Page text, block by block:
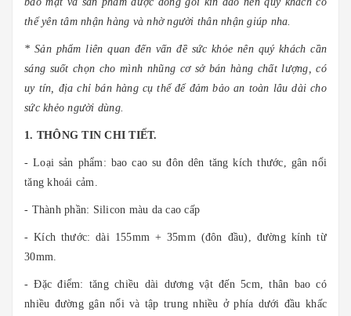
thể yên tâm nhận hàng và nhờ người thân nhận giúp nha.
* Sản phẩm liên quan đến vấn đề sức khỏe nên quý khách cần
sáng suốt chọn cho mình nhũng cơ sở bán hàng chất lượng, có
uy tín, địa chỉ bán hàng cụ thể để đảm bảo an toàn lâu dài cho
sức khẻo người dùng.
1. THÔNG TIN CHI TIẾT.
- Loại sản phẩm: bao cao su đôn dên tăng kích thước, gân nổi
tăng khoái cảm.
- Thành phần: Silicon màu da cao cấp
- Kích thước: dài 155mm + 35mm (đôn đầu), đường kính từ
30mm.
- Đặc điểm: tăng chiều dài dương vật đến 5cm, thân bao có
nhiều đường gân nổi và tập trung nhiều ở phía dưới đầu khấc